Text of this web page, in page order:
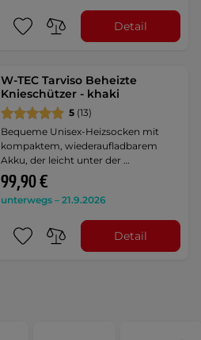
Detail
W-TEC Tarviso Beheizte
Knieschützer - khaki
5 (13)
Bequeme Unisex-Heizsocken mit
kompaktem, wiederaufladbarem
Akku, der leicht unter der …
99,90 €
unterwegs – 21.9.2026
Detail